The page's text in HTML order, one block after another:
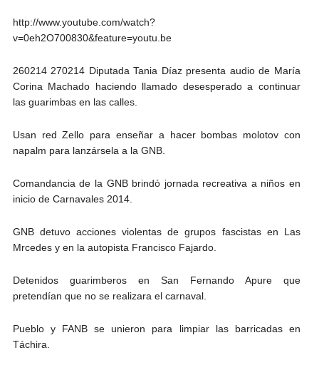
http://www.youtube.com/watch?
v=0eh2O700830&feature=youtu.be
260214 270214 Diputada Tania Díaz presenta audio de María
Corina Machado haciendo llamado desesperado a continuar
las guarimbas en las calles.
Usan red Zello para enseñar a hacer bombas molotov con
napalm para lanzársela a la GNB.
Comandancia de la GNB brindó jornada recreativa a niños en
inicio de Carnavales 2014.
GNB detuvo acciones violentas de grupos fascistas en Las
Mrcedes y en la autopista Francisco Fajardo.
Detenidos guarimberos en San Fernando Apure que
pretendían que no se realizara el carnaval.
Pueblo y FANB se unieron para limpiar las barricadas en
Táchira.